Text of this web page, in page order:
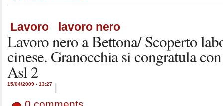
Lavoro lavoro nero
Lavoro nero a Bettona/ Scoperto
cinese. Granocchia si congratula
Asl 2
15/04/2009 - 13:27 |